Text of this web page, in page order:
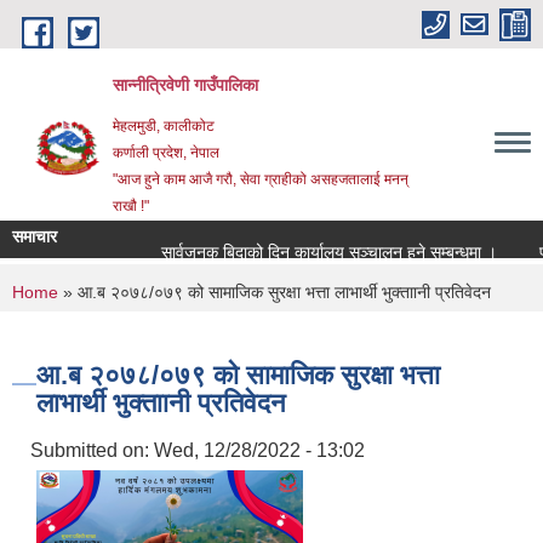
Skip to main content
सान्नीत्रिवेणी गाउँपालिका
मेहलमुडी, कालीकोट
कर्णाली प्रदेश, नेपाल
"आज हुने काम आजै गरौ, सेवा ग्राहीको असहजतालाई मनन्
राखौ !"
समाचार
सार्वजनुक बिदाको दिन कार्यालय सञ्चालन हुने सम्बन्धमा ।
You are here
Home » आ.ब २०७८/०७९ को सामाजिक सुरक्षा भत्ता लाभार्थी भुक्ताानी प्रतिवेदन
आ.ब २०७८/०७९ को सामाजिक सुरक्षा भत्ता
लाभार्थी भुक्ताानी प्रतिवेदन
Submitted on: Wed, 12/28/2022 - 13:02